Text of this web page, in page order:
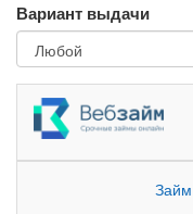
Вариант выдачи
Займ